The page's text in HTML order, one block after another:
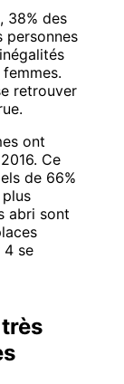
38% des
personnes
retrouver
ont
Ce
de 66%
abri sont
4 se